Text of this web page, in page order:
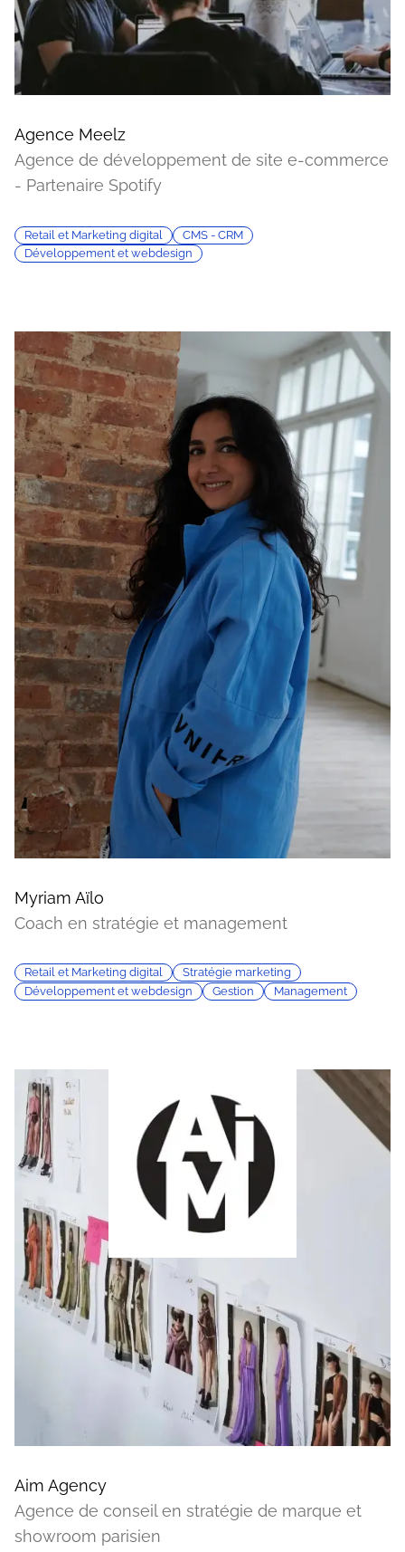
Agence Meelz
Agence de développement de site e-commerce
- Partenaire Spotify
Retail et Marketing digital
CMS - CRM
Développement et webdesign
Myriam Aïlo
Coach en stratégie et management
Retail et Marketing digital
Stratégie marketing
Développement et webdesign
Gestion Management
Aim Agency
Agence de conseil en stratégie de marque et
showroom parisien